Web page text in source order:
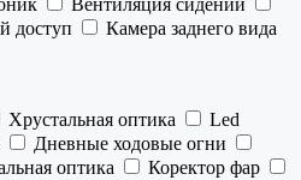
Вентиляция сидений
доступ
Камера заднего вида
Хрустальная оптика
Led
Дневные ходовые огни
оптика
Коректор фар